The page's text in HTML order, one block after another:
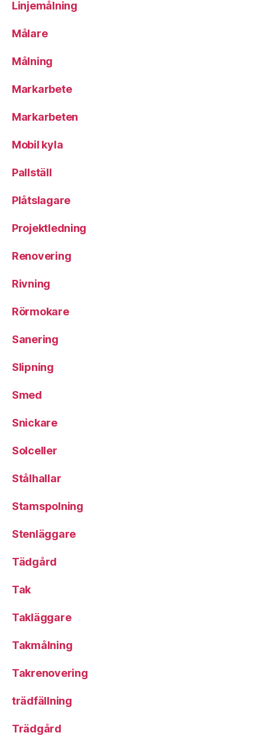
Linjemålning
Målare
Målning
Markarbete
Markarbeten
Mobil kyla
Pallställ
Plåtslagare
Projektledning
Renovering
Rivning
Rörmokare
Sanering
Slipning
Smed
Snickare
Solceller
Stålhallar
Stamspolning
Stenläggare
Tädgård
Tak
Takläggare
Takmålning
Takrenovering
trädfällning
Trädgård